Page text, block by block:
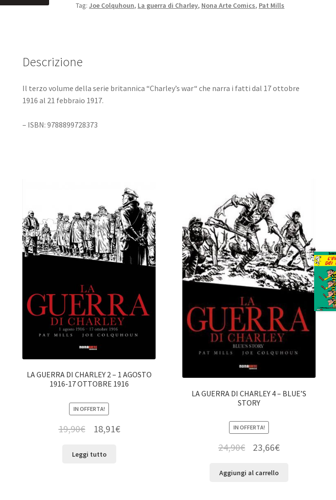
Tag: Joe Colquhoun, La guerra di Charley, Nona Arte Comics, Pat Mills
Descrizione
Il terzo volume della serie britannica “Charley’s war“ che narra i fatti dal 17 ottobre
1916 al 21 febbraio 1917.
– ISBN: 9788899728373
LA GUERRA DI CHARLEY 2 – 1 AGOSTO
1916-17 OTTOBRE 1916
IN OFFERTA!
19,90€ 18,91€
Leggi tutto
LA GUERRA DI CHARLEY 4 – BLUE’S
STORY
IN OFFERTA!
24,90€ 23,66€
Aggiungi al carrello